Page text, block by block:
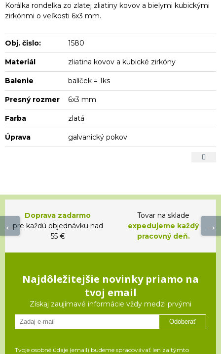
Korálka rondelka zo zlatej zliatiny kovov a bielymi kubickými
zirkónmi o veľkosti 6x3 mm.
Obj. čislo: 1580
Materiál zliatina kovov a kubické zirkóny
Balenie balíček = 1ks
Presný rozmer 6x3 mm
Farba zlatá
Úprava galvanický pokov
Doprava zadarmo
pre každú objednávku nad
55 €
Tovar na sklade
expedujeme každý
pracovný deň.
Najdôležitejšie novinky priamo na
tvoj email
Získaj zaujímavé informácie vždy medzi prvými
Odoberať
Tvoje osobné údaje (email) budeme spracovávať len za týmto